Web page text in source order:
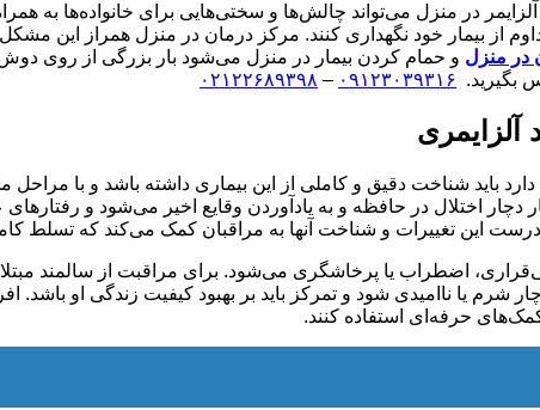
آلزایمر در منزل می‌تواند چالش‌ها و سختی‌هایی برای خانواده‌ها
از بیمار خود نگهداری کنند. مرکز درمان در منزل همراز این
در منزل و حمام کردن بیمار در منزل می‌شود بار بزرگی از روی دوش
بگیرید. ۰۹۱۲۳۰۳۹۳۱۶ – ۰۲۱۲۲۶۸۹۳۹۸
آلزایمری
دارد باید شناخت دقیق و کاملی از این بیماری داشته باشد و با
اختلال در حافظه و به یادآوردن وقایع اخیر می‌شود و
تغییرات و شناخت آنها به مراقبان کمک می‌کند که تسلط کاملی
اضطراب یا پرخاشگری می‌شود. برای مراقبت از سالمند مبتلا
یا ناامیدی شود و تمرکز باید بر بهبود کیفیت زندگی او باشد.
حرفه‌ای استفاده کنند.